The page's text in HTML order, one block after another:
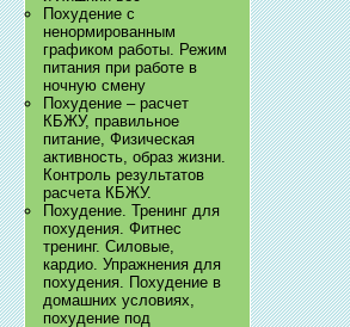
Похудение с
ненормированным
графиком работы. Режим
питания при работе в
ночную смену
Похудение – расчет
КБЖУ, правильное
питание, Физическая
активность, образ жизни.
Контроль результатов
расчета КБЖУ.
Похудение. Тренинг для
похудения. Фитнес
тренинг. Силовые,
кардио. Упражнения для
похудения. Похудение в
домашних условиях,
похудение под